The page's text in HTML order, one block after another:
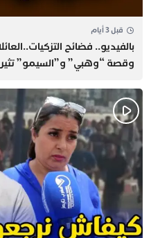
قبل 3 أيام
بالفيديو.. فضائح
وقصة “وهبي” و”السيمو”